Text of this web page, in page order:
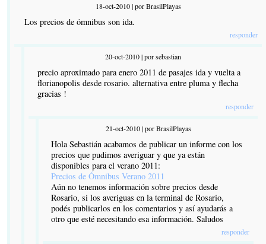
18-oct-2010 | por BrasilPlayas
Los precios de ómnibus son ida.
responder
20-oct-2010 | por sebastian
precio aproximado para enero 2011 de pasajes ida y vuelta a
florianopolis desde rosario. alternativa entre pluma y flecha
gracias !
responder
21-oct-2010 | por BrasilPlayas
Hola Sebastián acabamos de publicar un informe con los
precios que pudimos averiguar y que ya están
disponibles para el verano 2011:
Precios de Ómnibus Verano 2011
Aún no tenemos información sobre precios desde
Rosario, si los averiguas en la terminal de Rosario,
podés publicarlos en los comentarios y así ayudarás a
otro que esté necesitando esa información. Saludos
responder